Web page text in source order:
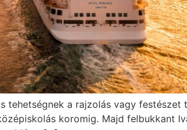
a rajzolás vagy
koromig. Majd felbukkant